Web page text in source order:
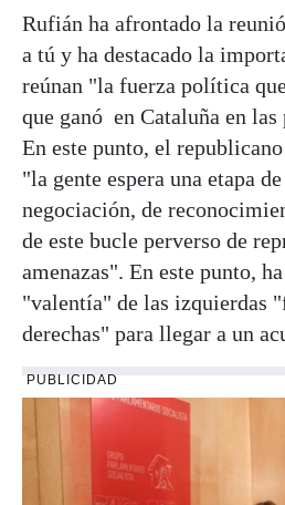
Rufián ha afrontado la
a tú y ha destacado la
reúnan "la fuerza política
que ganó en Cataluña en las
En este punto, el
"la gente espera una etapa
negociación, de
de este bucle perverso de
amenazas". En este punto,
"valentía" de las izquierdas
derechas" para llegar a un
PUBLICIDAD